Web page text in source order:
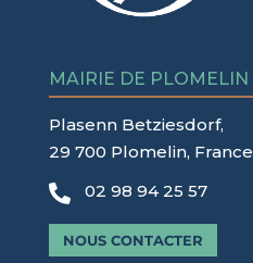
MAIRIE DE PLOMELIN
Plasenn Betziesdorf,
29 700 Plomelin, France
 02 98 94 25 57
NOUS CONTACTER